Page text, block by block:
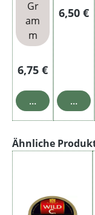
Gr
am
m
Regulärer Preis:
6,75 €
In den
6,50 €
In
Produktgalerie
Ähnliche